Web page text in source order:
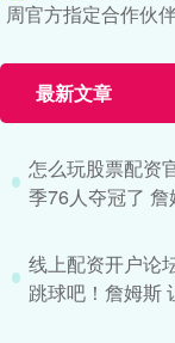
周官方指定合作伙
最新文章
怎么玩股票配资
季76人夺冠了
线上配资开户论
跳球吧！詹姆斯